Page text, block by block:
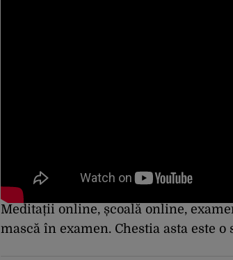
Meditații online, școală online,
mască în examen. Chestia asta este